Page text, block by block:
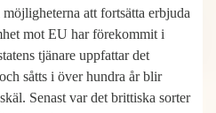
att fortsätta erbjuda
mot EU har förekommit i
tjänare uppfattar det
såtts i över hundra år blir
Senast var det brittiska sorter